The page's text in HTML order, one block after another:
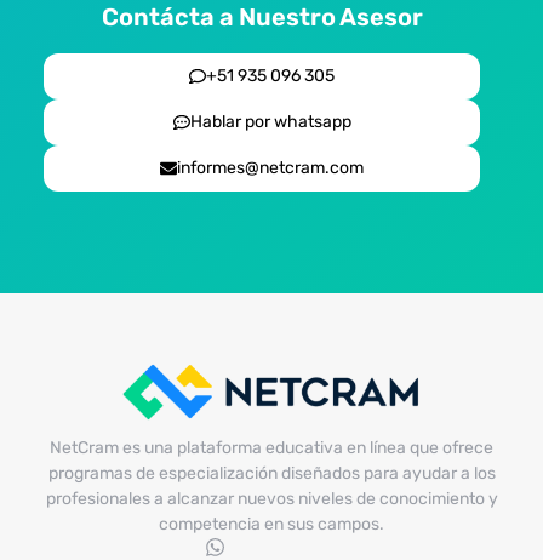
Contácta a Nuestro Asesor
+51 935 096 305
Hablar por whatsapp
informes@netcram.com
NetCram es una plataforma educativa en línea que ofrece
programas de especialización diseñados para ayudar a los
profesionales a alcanzar nuevos niveles de conocimiento y
competencia en sus campos.